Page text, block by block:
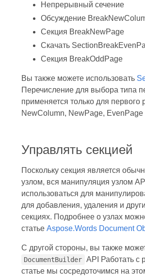
Непрерывный сечение
Обсуждение
Секция BreakNewPage
Скачать
Секция BreakOddPage
Вы также можете использовать
Перечисление для выбора типа
применяется только для первого
NewColumn, NewPage, EvenPage
Управлять секцией
Поскольку секция является
узлом, вся манипуляция узлом
использоваться для
для добавления, удаления и
секциях. Подробнее о узлах
статье Aspose.Words Document
С другой стороны, вы также
DocumentBuilder API Работать с
статье мы сосредоточимся на